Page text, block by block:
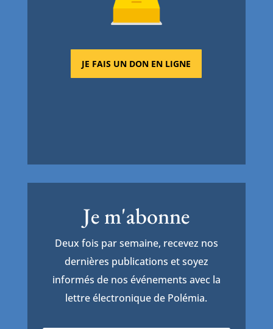
JE FAIS UN DON EN LIGNE
Je m'abonne
Deux fois par semaine, recevez nos
dernières publications et soyez
informés de nos événements avec la
lettre électronique de Polémia.